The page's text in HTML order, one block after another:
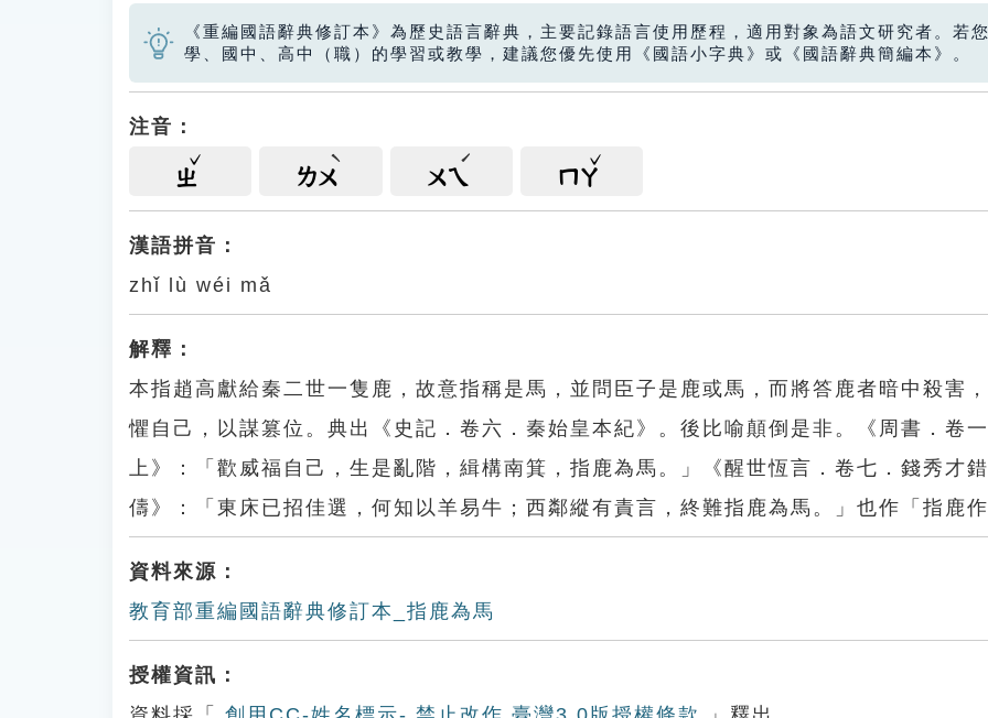
《重編國語辭典修訂本》為歷史語言辭典，主要記錄語言使用歷程，適用對象為語文研究者。若
學、國中、高中（職）的學習或教學，建議您優先使用《國語小字典》或《國語辭典簡編本》。
注音：
ㄓ ㄌㄨ ㄨㄟ ㄇㄚ
漢語拼音：
zhǐ lù wéi mǎ
解釋：
本指趙高獻給秦二世一隻鹿，故意指稱是馬，並問臣子是鹿或馬，而將答鹿者暗中殺害
懼自己，以謀篡位。典出《史記．卷六．秦始皇本紀》。後比喻顛倒是非。《周書．卷
上》：「歡威福自己，生是亂階，緝構南箕，指鹿為馬。」《醒世恆言．卷七．錢秀才
儔》：「東床已招佳選，何知以羊易牛；西鄰縱有責言，終難指鹿為馬。」也作「指鹿
資料來源：
教育部重編國語辭典修訂本_指鹿為馬
授權資訊：